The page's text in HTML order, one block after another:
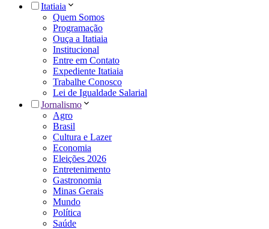
Itatiaia
Quem Somos
Programação
Ouça a Itatiaia
Institucional
Entre em Contato
Expediente Itatiaia
Trabalhe Conosco
Lei de Igualdade Salarial
Jornalismo
Agro
Brasil
Cultura e Lazer
Economia
Eleições 2026
Entretenimento
Gastronomia
Minas Gerais
Mundo
Política
Saúde